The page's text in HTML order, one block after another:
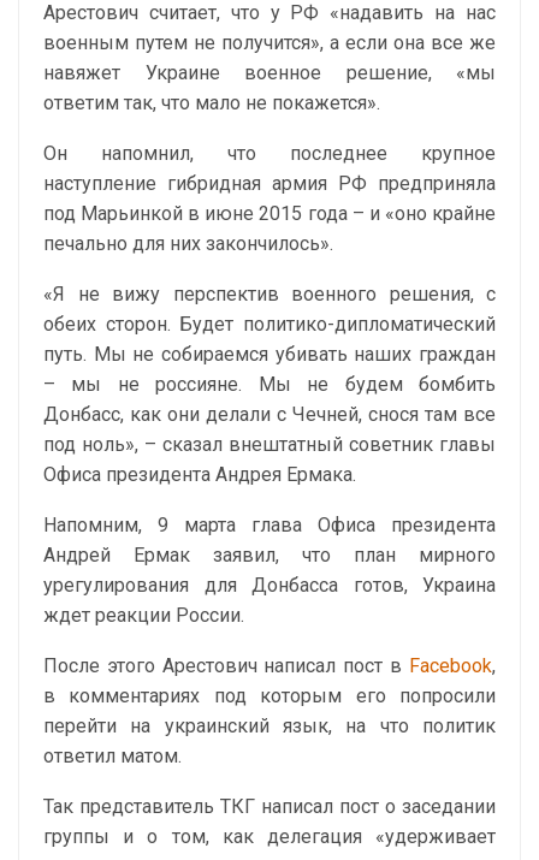
Арестович считает, что у РФ «надавить на нас
военным путем не получится», а если она все же
навяжет Украине военное решение, «мы
ответим так, что мало не покажется».
Он напомнил, что последнее крупное
наступление гибридная армия РФ предприняла
под Марьинкой в июне 2015 года – и «оно крайне
печально для них закончилось».
«Я не вижу перспектив военного решения, с
обеих сторон. Будет политико-дипломатический
путь. Мы не собираемся убивать наших граждан
– мы не россияне. Мы не будем бомбить
Донбасс, как они делали с Чечней, снося там все
под ноль», – сказал внештатный советник главы
Офиса президента Андрея Ермака.
Напомним, 9 марта глава Офиса президента
Андрей Ермак заявил, что план мирного
урегулирования для Донбасса готов, Украина
ждет реакции России.
После этого Арестович написал пост в Facebook,
в комментариях под которым его попросили
перейти на украинский язык, на что политик
ответил матом.
Так представитель ТКГ написал пост о заседании
группы и о том, как делегация «удерживает